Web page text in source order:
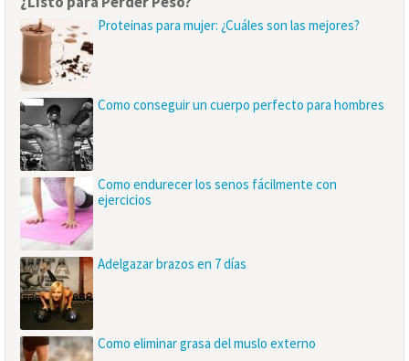
Proteinas para mujer: ¿Cuáles son las mejores?
Como conseguir un cuerpo perfecto para hombres
Como endurecer los senos fácilmente con
ejercicios
Adelgazar brazos en 7 días
Como eliminar grasa del muslo externo